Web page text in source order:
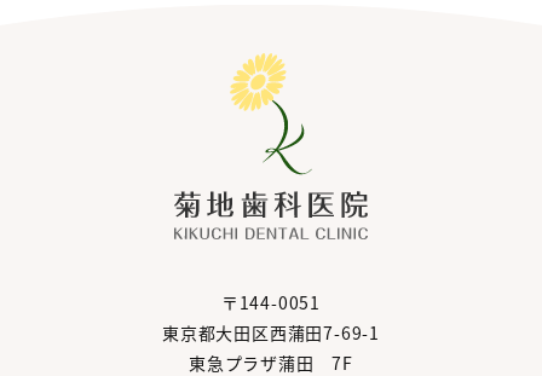
〒144-0051
東京都大田区西蒲田7-69-1
東急プラザ蒲田 7F